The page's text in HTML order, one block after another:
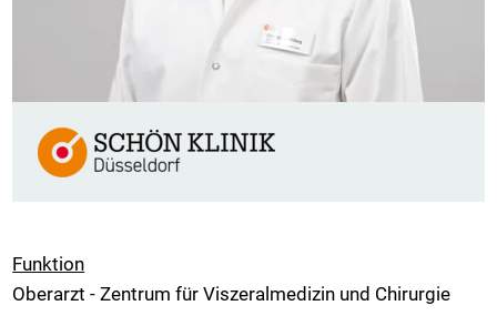
Funktion
Oberarzt - Zentrum für Viszeralmedizin und Chirurgie